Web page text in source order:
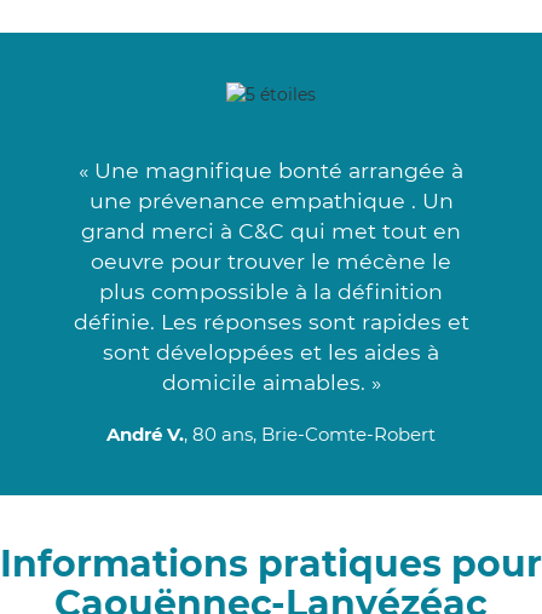
« Une magnifique bonté arrangée à
une prévenance empathique . Un
grand merci à C&C qui met tout en
oeuvre pour trouver le mécène le
plus compossible à la définition
définie. Les réponses sont rapides et
sont développées et les aides à
domicile aimables. »
André V., 80 ans, Brie-Comte-Robert
Informations pratiques pour
Caouënnec-Lanvézéac